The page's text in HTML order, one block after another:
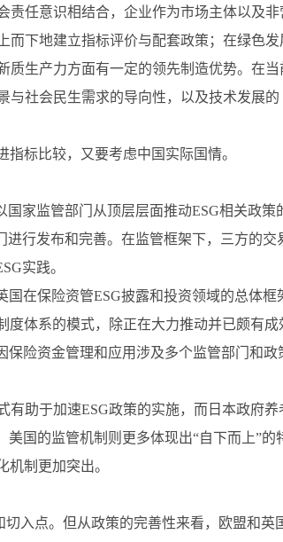
任意识相结合，企业作为市场主体以及
下地建立指标评价与配套政策；在绿色
生产力方面有一定的领先制造优势。在
社会民生需求的导向性，以及技术发展
标比较，又要考虑中国实际国情。
家监管部门从顶层层面推动ESG相关政策
行发布和完善。在监管框架下，三方的
实践。
在保险资管ESG披露和投资领域的总体框
体系的模式，除正在大力推动并已颇有成
险资金管理和应用涉及多个监管部门和
助于加速ESG政策的实施，而日本政府
国的监管机制则更多体现出“自下而上”的
制更加突出。
入点。但从政策的完善性来看，欧盟和英